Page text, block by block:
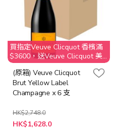
買指定Veuve Clicquot 香檳滿
$3600，送Veuve Clicquot 美
酒晚宴2位 @Aqua Hong Kong
(原箱) Veuve Clicquot
Brut Yellow Label
Champagne x 6 支
HK$2,748.0
特
殊
HK$1,628.0